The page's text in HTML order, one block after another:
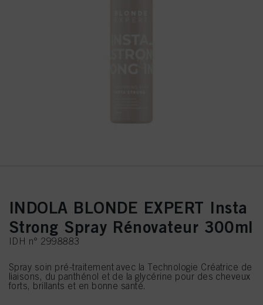
INDOLA BLONDE EXPERT Insta
Strong Spray Rénovateur 300ml
IDH n° 2998883
Spray soin pré-traitement avec la Technologie Créatrice de
liaisons, du panthénol et de la glycérine pour des cheveux
forts, brillants et en bonne santé.